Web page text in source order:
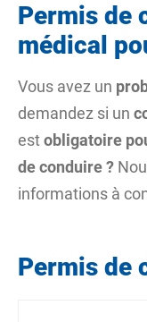
Permis de
médical
Vous avez un
demandez si un
estobligatoire
de conduire ?
informations à
Permis de